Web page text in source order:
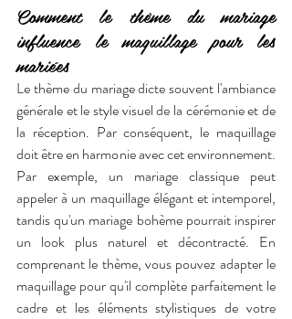
Comment le thème du mariage
influence le maquillage pour les
mariées
Le thème du mariage dicte souvent l'ambiance
générale et le style visuel de la cérémonie et de
la réception. Par conséquent, le maquillage
doit être en harmonie avec cet environnement.
Par exemple, un mariage classique peut
appeler à un maquillage élégant et intemporel,
tandis qu'un mariage bohème pourrait inspirer
un look plus naturel et décontracté. En
comprenant le thème, vous pouvez adapter le
maquillage pour qu'il complète parfaitement le
cadre et les éléments stylistiques de votre